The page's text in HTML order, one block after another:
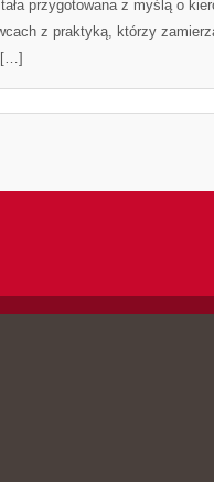
przygotowana z myślą o
z praktyką, którzy
[…]